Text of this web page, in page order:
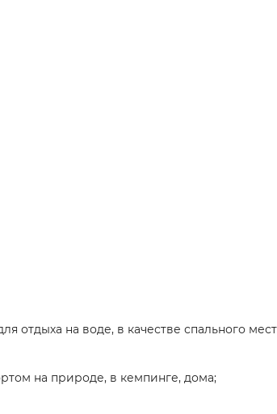
на воде, в качестве спального
на природе, в кемпинге, дома;